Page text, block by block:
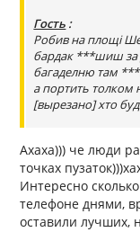
Гость :
Робив на площі
бардак ***шиш за
багаделню там
а портить толком
[вырезано] хто
Ахаха))) че люди
точках
Интересно
телефоне днями,
оставили лучших,